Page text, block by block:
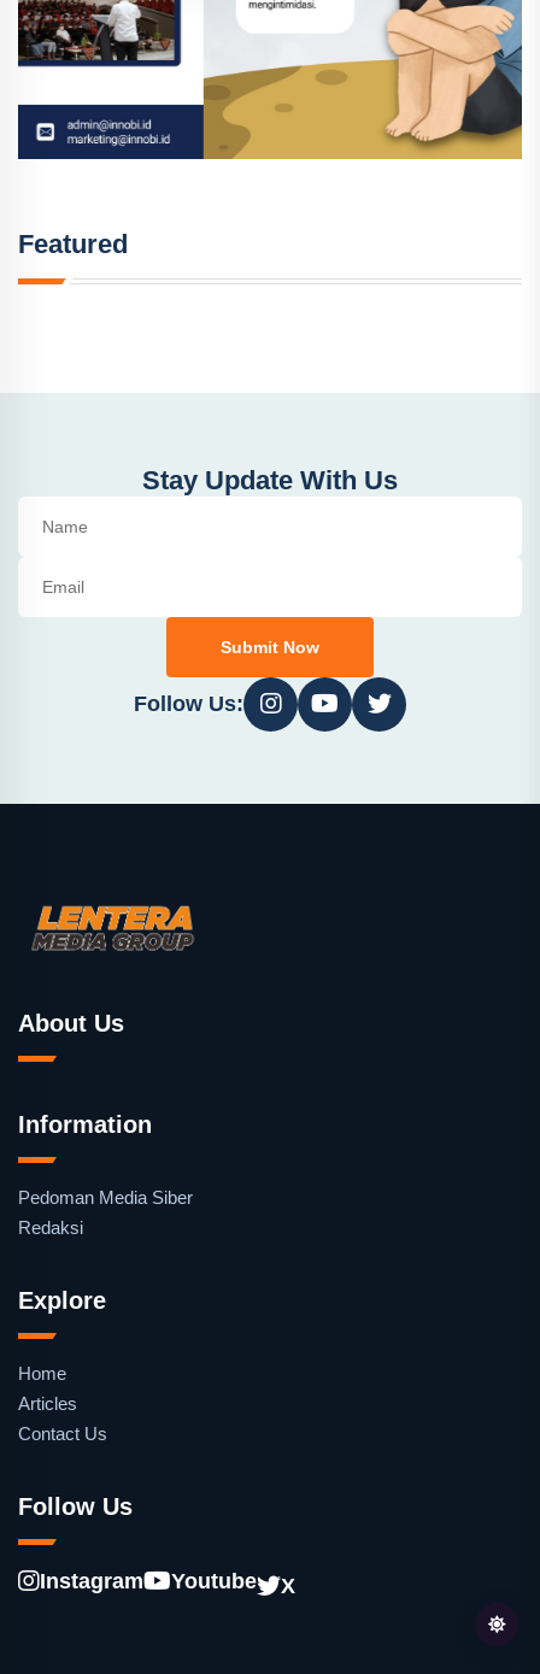
Featured
Stay Update With Us
Submit Now
Follow Us:
About Us
Information
Pedoman Media Siber
Redaksi
Explore
Home
Articles
Contact Us
Follow Us
Instagram Youtube X